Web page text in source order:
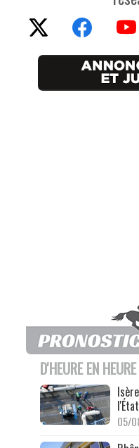
D'HEURE EN HEURE
05/